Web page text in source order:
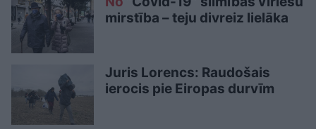
mirstība – teju divreiz lielāka
Juris Lorencs: Raudošais
ierocis pie Eiropas durvīm